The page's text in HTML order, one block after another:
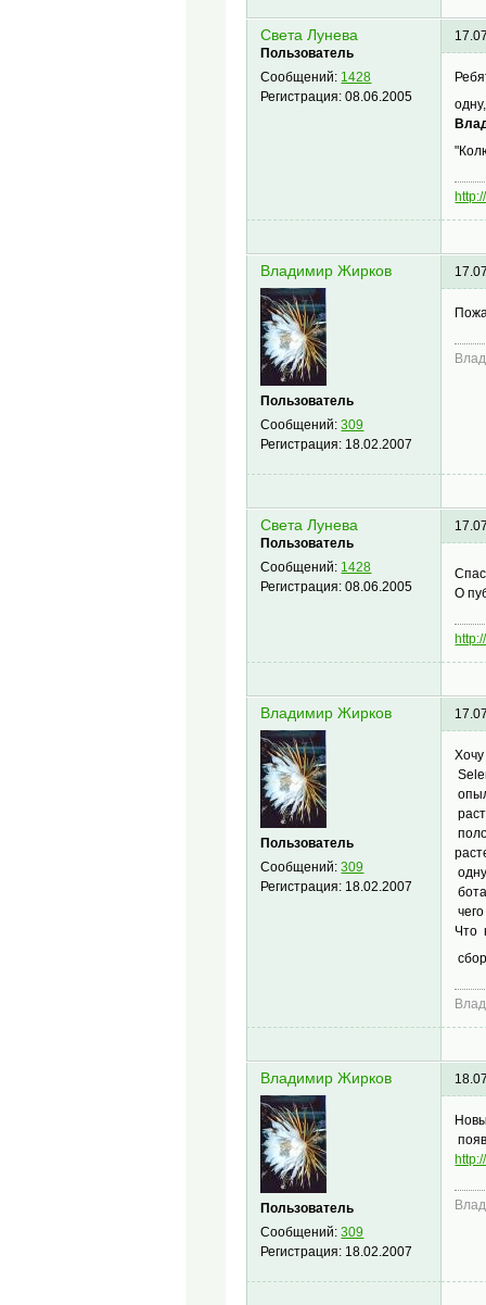
Света Лунева
Пользователь
Сообщений: 1428
Регистрация:08.06.2005
Владимир Жирков
Пользователь
Сообщений:309
Регистрация: 18.02.2007
Света Лунева
Пользователь
Сообщений: 1428
Регистрация:08.06.2005
О
Владимир Жирков
Пользователь
Сообщений:309
Регистрация: 18.02.2007
Что
Владимир Жирков
Пользователь
Сообщений:309
Регистрация: 18.02.2007